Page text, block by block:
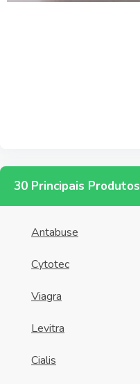
30 Principais Produtos
Antabuse
Cytotec
Viagra
Levitra
Cialis